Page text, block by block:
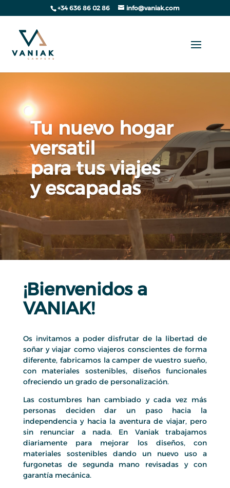
+34 636 86 02 86 info@vaniak.com
Tu nuevo hogar
versatil
para tus viajes
y escapadas
¡Bienvenidos a
VANIAK!
Os invitamos a poder disfrutar de la libertad de
soñar y viajar como viajeros conscientes de forma
diferente, fabricamos la camper de vuestro sueño,
con materiales sostenibles, diseños funcionales
ofreciendo un grado de personalización.
Las costumbres han cambiado y cada vez más
personas deciden dar un paso hacia la
independencia y hacia la aventura de viajar, pero
sin renunciar a nada. En Vaniak trabajamos
diariamente para mejorar los diseños, con
materiales sostenibles dando un nuevo uso a
furgonetas de segunda mano revisadas y con
garantía mecánica.